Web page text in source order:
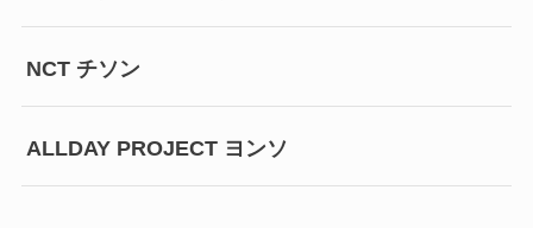
NCT チソン
ALLDAY PROJECT ヨンソ